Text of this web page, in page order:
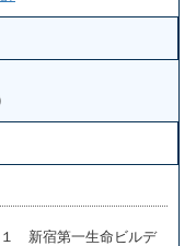
１ 新宿第一生命ビルデ